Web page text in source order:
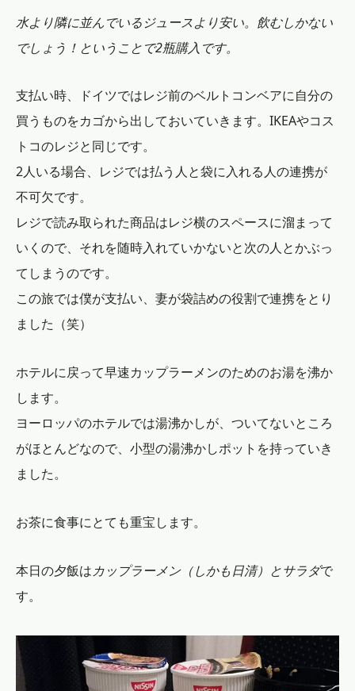
水より隣に並んでいるジュースより安い。飲むしかない
でしょう！ということで2瓶購入です。
支払い時、ドイツではレジ前のベルトコンベアに自分の
買うものをカゴから出しておいていきます。IKEAやコス
トコのレジと同じです。
2人いる場合、レジでは払う人と袋に入れる人の連携が
不可欠です。
レジで読み取られた商品はレジ横のスペースに溜まって
いくので、それを随時入れていかないと次の人とかぶっ
てしまうのです。
この旅では僕が支払い、妻が袋詰めの役割で連携をとり
ました（笑）
ホテルに戻って早速カップラーメンのためのお湯を沸か
します。
ヨーロッパのホテルでは湯沸かしが、ついてないところ
がほとんどなので、小型の湯沸かしポットを持っていき
ました。
お茶に食事にとても重宝します。
本日の夕飯はカップラーメン（しかも日清）とサラダで
す。